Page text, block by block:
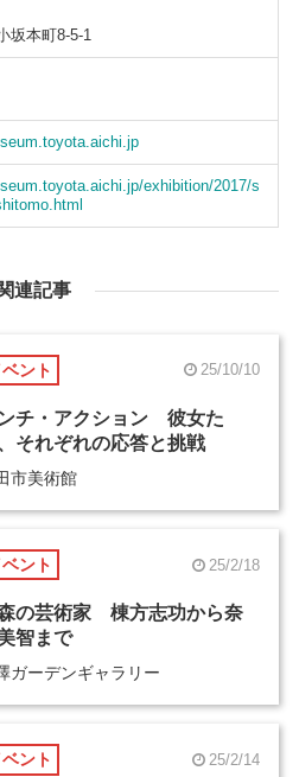
坂本町8-5-1
exhibition/2017/s
連記事
ント 25/10/10
チ・アクション 彼女た
それぞれの応答と挑戦
市美術館
ント 25/2/18
の芸術家 棟方志功から奈
智まで
ガーデンギャラリー
ント 25/2/14